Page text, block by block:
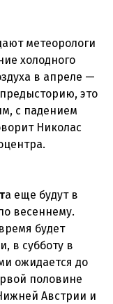
метеорологи
холодного
в апреле —
это
с падением
Николас
а еще будут в
весеннему.
будет
в субботу в
ожидается до
половине
Австрии и